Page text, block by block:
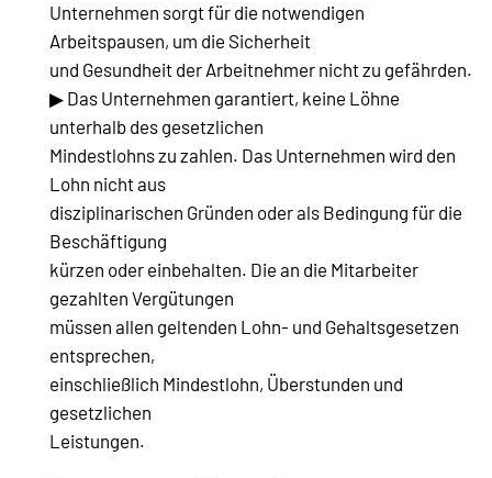
Unternehmen sorgt für die notwendigen
Arbeitspausen, um die Sicherheit
und Gesundheit der Arbeitnehmer nicht zu gefährden.
▶ Das Unternehmen garantiert, keine Löhne
unterhalb des gesetzlichen
Mindestlohns zu zahlen. Das Unternehmen wird den
Lohn nicht aus
disziplinarischen Gründen oder als Bedingung für die
Beschäftigung
kürzen oder einbehalten. Die an die Mitarbeiter
gezahlten Vergütungen
müssen allen geltenden Lohn- und Gehaltsgesetzen
entsprechen,
einschließlich Mindestlohn, Überstunden und
gesetzlichen
Leistungen.